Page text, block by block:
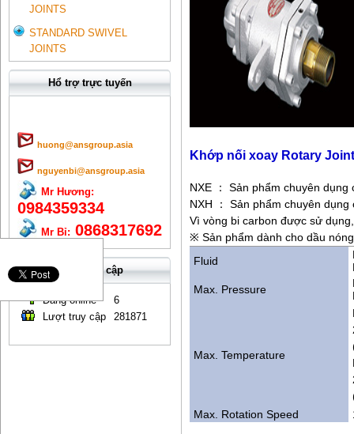
JOINTS
STANDARD SWIVEL
JOINTS
Hổ trợ trực tuyến
huong@ansgroup.asia
nguyenbi@ansgroup.asia
Mr Hương:
0984359334
Mr Bỉ: 0868317692
Lượt truy cập
Đang online
6
Lượt truy cập
281871
Khớp nối xoay Rotary
NXE ： Sản phẩm chuyên
NXH ： Sản phẩm chuyên
Vì vòng bi carbon được sử
※ Sản phẩm dành cho dầu
Fluid
Max. Pressure
Max. Temperature
Max. Rotation Speed